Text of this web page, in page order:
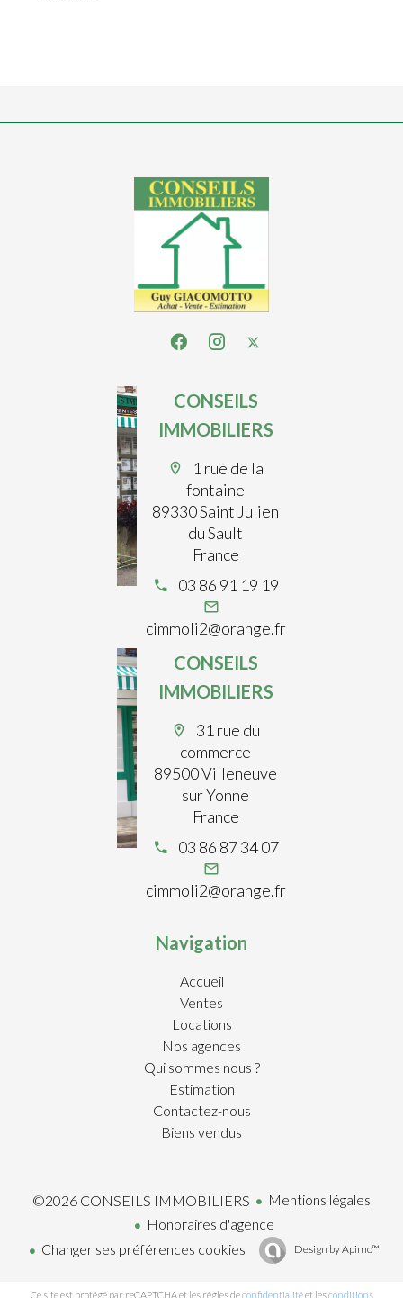
CONSEILS
IMMOBILIERS
1 rue de la
fontaine
89330 Saint Julien
du Sault
France
03 86 91 19 19
cimmoli2@orange.fr
CONSEILS
IMMOBILIERS
31 rue du
commerce
89500 Villeneuve
sur Yonne
France
03 86 87 34 07
cimmoli2@orange.fr
Navigation
Accueil
Ventes
Locations
Nos agences
Qui sommes nous ?
Estimation
Contactez-nous
Biens vendus
©2026 CONSEILS IMMOBILIERS
Mentions légales
Honoraires d'agence
Changer ses préférences cookies
Design byApimo™
Ce site est protégé par reCAPTCHA et les règles deconfidentialitéet lesconditions